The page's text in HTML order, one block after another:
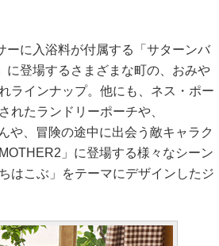
に入浴料が付属する「サターンバ
に登場するさまざまな町の、おみや
ラインナップ。他にも、ネス・ポー
れたランドリーポーチや、
や、冒険の途中に出会う敵キャラク
」に登場する様々なシーン
はこぶ」をテーマにデザインしたジ